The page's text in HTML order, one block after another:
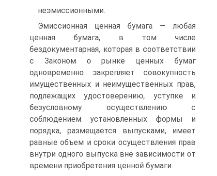
неэмиссионными.
Эмиссионная ценная бумага — любая
ценная бумага, в том числе
бездокументарная, которая в соответствии
с Законом о рынке ценных бумаг
одновременно закрепляет совокупность
имущественных и неимущественных прав,
подлежащих удостоверению, уступке и
безусловному осуществлению с
соблюдением установленных формы и
порядка, размещается выпусками, имеет
равные объем и сроки осуществления прав
внутри одного выпуска вне зависимости от
времени приобретения ценной бумаги.